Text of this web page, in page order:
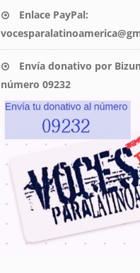
Enlace PayPal:
Envía donativo por
número 09232